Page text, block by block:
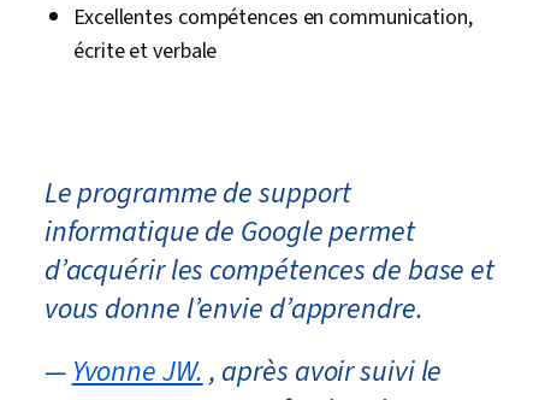
Excellentes compétences en communication,
écrite et verbale
Le programme de support
informatique de Google permet
d’acquérir les compétences de base et
vous donne l’envie d’apprendre.
—Yvonne JW., après avoir suivi le